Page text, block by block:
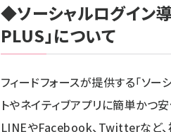
◆ソーシャルログイン
PLUS」について
フィードフォースが提供する「ソ
トやネイティブアプリに簡単かつ
LINEやFacebook、Twitterなど、